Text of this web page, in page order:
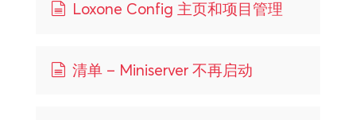
Loxone Config 主页和项目管理
清单 – Miniserver 不再启动